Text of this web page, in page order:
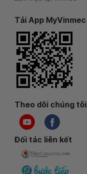
Tải App MyVinmec
Theo dõi chúng tôi
Đối tác liên kết